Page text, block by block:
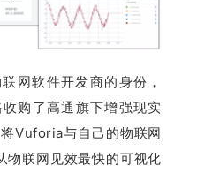
网软件开发商的身份，
购了高通旗下增强现实
Vuforia与自己的物联网
物联网见效最快的可视化